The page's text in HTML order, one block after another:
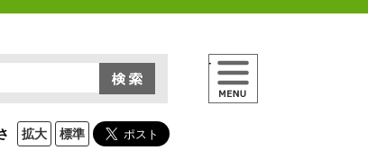
拡大 標準
メニュー